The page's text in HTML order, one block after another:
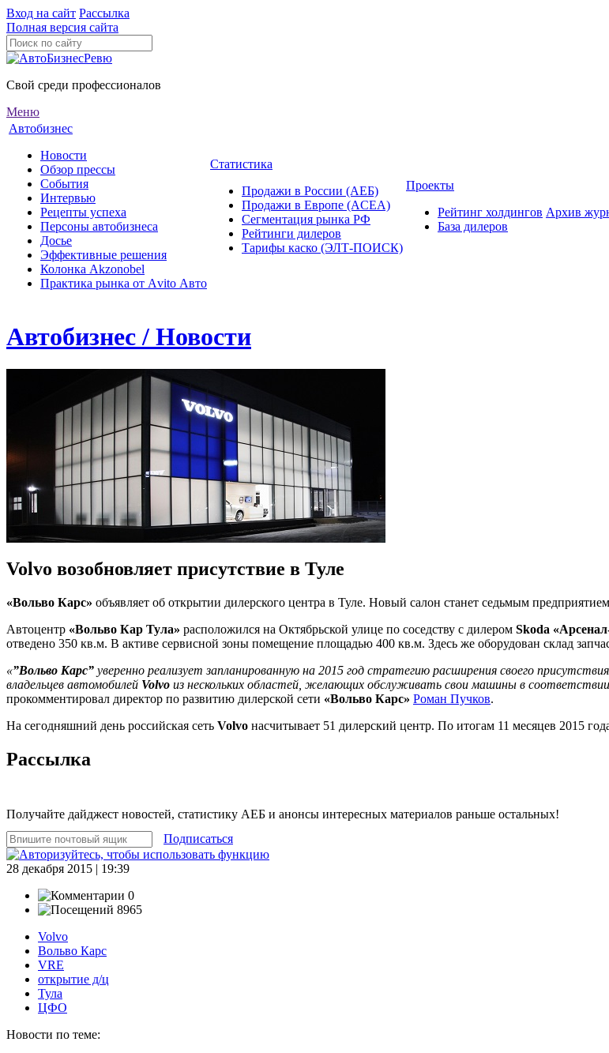
Вход на сайт Рассылка
Полная версия сайта
Свой среди профессионалов
Меню
Автобизнес
Новости
Обзор прессы
События
Интервью
Рецепты успеха
Персоны автобизнеса
Досье
Эффективные решения
Колонка Akzonobel
Практика рынка от Аvito Авто
Статистика
Продажи в России (АЕБ)
Продажи в Европе (ACEA)
Сегментация рынка РФ
Рейтинги дилеров
Тарифы каско (ЭЛТ-ПОИСК)
Проекты
Рейтинг холдингов
База дилеров
Архив
Автобизнес / Новости
Volvo возобновляет присутствие в Туле
«Вольво Карс» объявляет об открытии дилерского центра в Туле. Новый салон станет седьмым
Автоцентр «Вольво Кар Тула» расположился на Октябрьской улице по соседству с дилером Skoda
отведено 350 кв.м. В активе сервисной зоны помещение площадью 400 кв.м. Здесь же оборудован склад
«”Вольво Карс” уверенно реализует запланированную на 2015 год стратегию расширения своего
владельцев автомобилей Volvo из нескольких областей, желающих обслуживать свои машины в
прокомментировал директор по развитию дилерской сети «Вольво Карс» Роман Пучков.
На сегодняшний день российская сеть Volvo насчитывает 51 дилерский центр. По итогам 11 месяцев 2015
Рассылка
Получайте дайджест новостей, статистику АЕБ и анонсы интересных материалов раньше остальных!
Подписаться
28 декабря 2015 | 19:39
0
8965
Volvo
Вольво Карс
VRE
открытие д/ц
Тула
ЦФО
Новости по теме: